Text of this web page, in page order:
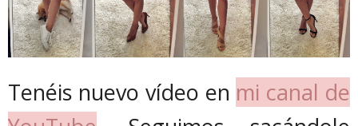
Tenéis nuevo vídeo en mi canal de